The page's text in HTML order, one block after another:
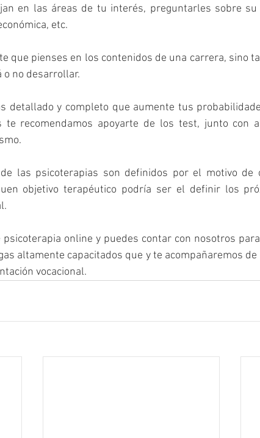
en las áreas de tu interés, preguntarles sobre su
etc.
que pienses en los contenidos de una carrera, sino
no desarrollar.
detallado y completo que aumente tus
te recomendamos apoyarte de los test, junto con
las psicoterapias son definidos por el motivo de
objetivo terapéutico podría ser el definir los
online y puedes contar con nosotros
altamente capacitados que y te acompañaremos
vocacional.